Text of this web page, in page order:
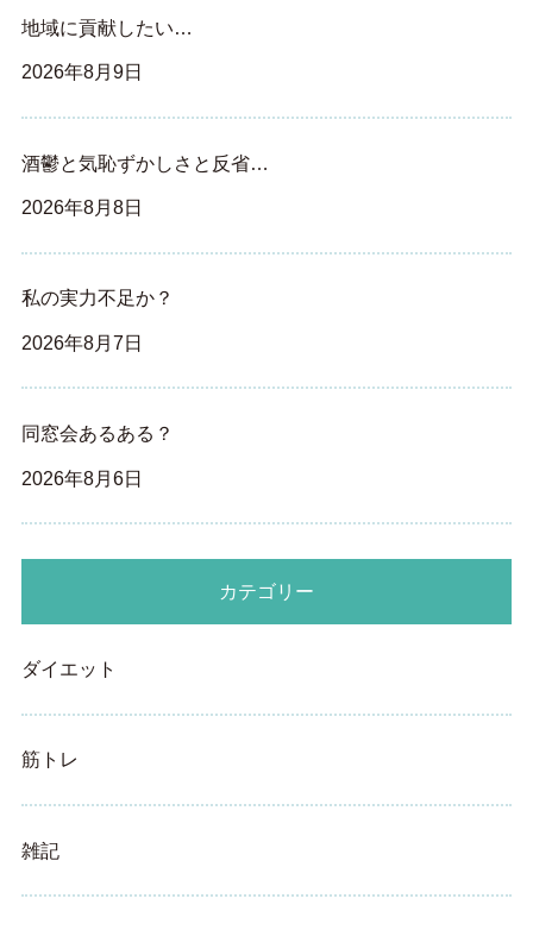
地域に貢献したい…
2026年8月9日
酒鬱と気恥ずかしさと反省…
2026年8月8日
私の実力不足か？
2026年8月7日
同窓会あるある？
2026年8月6日
カテゴリー
ダイエット
筋トレ
雑記